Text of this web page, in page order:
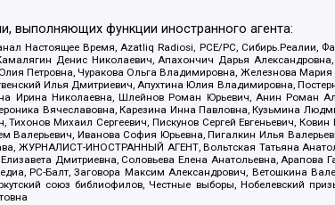
выполняющих функции иностранного агента:
Настоящее Время, Azatliq Radiosi, PCE/PC, Сибирь.Реалии,
Денис Николаевич, Апахончич Дарья
Петровна, Чуракова Ольга Владимировна, Железнова
Илья Дмитриевич, Апухтина Юлия Владимировна,
Ирина Николаевна, Шлейнов Роман Юрьевич, Анин Роман
Вячеславовна, Карезина Инна Павловна, Кузьмина
Михаил Сергеевич, Пискунов Сергей Евгеньевич,
Валерьевич, Иванова София Юрьевна, Пигалкин Илья
ЖУРНАЛИСТ-ИНОСТРАННЫЙ АГЕНТ, Вольтская Татьяна
Дмитриевна, Соловьева Елена Анатольевна,
РС-Балт, Заговора Максим Александрович, Ветошкина
союз библиофилов, Честные выборы, Нобелевский